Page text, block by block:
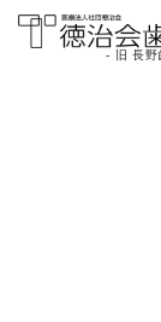
医院]｜
- 旧 長野